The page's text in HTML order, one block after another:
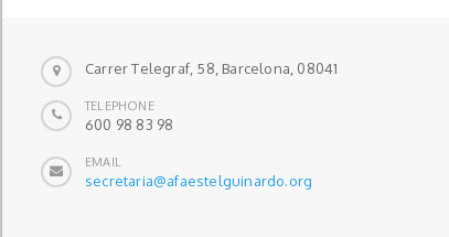
Carrer Telegraf, 58, Barcelona, 08041
TELEPHONE
600 98 83 98
EMAIL
secretaria@afaestelguinardo.org